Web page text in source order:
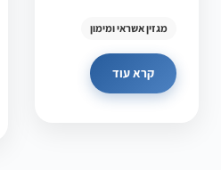
מגזין אשראי ומימון
קרא עוד